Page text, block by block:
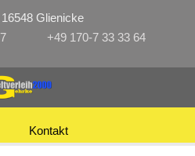
Glienicke
+49 170-7 33 33 64
Kontakt